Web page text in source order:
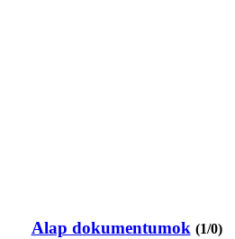
Alap dokumentumok (1/0)